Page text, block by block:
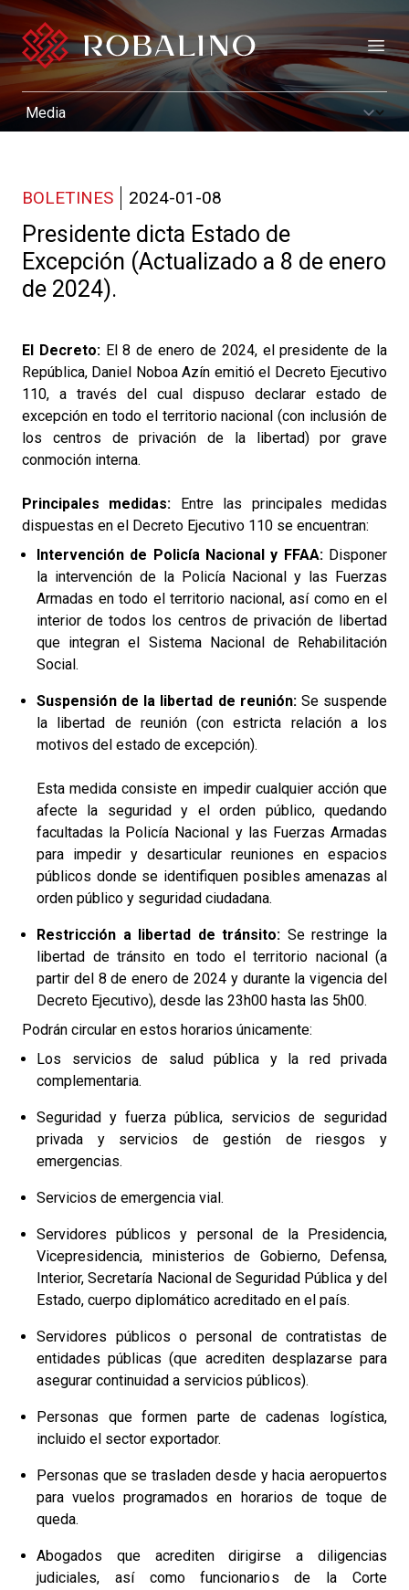
BOLETINES 2024-01-08
Presidente dicta Estado de
Excepción (Actualizado a 8 de enero
de 2024).
El Decreto:El 8 de enero de 2024, el presidente de la
República, Daniel Noboa Azín emitió el Decreto Ejecutivo
110, a través del cual dispuso declarar estado de
excepción en todo el territorio nacional (con inclusión de
los centros de privación de la libertad) por grave
conmoción interna.
Principales medidas: Entre las principales medidas
dispuestas en el Decreto Ejecutivo 110 se encuentran:
Intervención de Policía Nacional y FFAA:Disponer
la intervención de la Policía Nacional y las Fuerzas
Armadas en todo el territorio nacional, así como en el
interior de todos los centros de privación de libertad
que integran el Sistema Nacional de Rehabilitación
Social.
Suspensión de la libertad de reunión:Se suspende
la libertad de reunión (con estricta relación a los
motivos del estado de excepción).
Esta medida consiste en impedir cualquier acción que
afecte la seguridad y el orden público, quedando
facultadas la Policía Nacional y las Fuerzas Armadas
para impedir y desarticular reuniones en espacios
públicos donde se identifiquen posibles amenazas al
orden público y seguridad ciudadana.
Restricción a libertad de tránsito: Se restringe la
libertad de tránsito en todo el territorio nacional (a
partir del 8 de enero de 2024 y durante la vigencia del
Decreto Ejecutivo), desde las 23h00 hasta las 5h00.
Podrán circular en estos horarios únicamente:
Los servicios de salud pública y la red privada
complementaria.
Seguridad y fuerza pública, servicios de seguridad
privada y servicios de gestión de riesgos y
emergencias.
Servicios de emergencia vial.
Servidores públicos y personal de la Presidencia,
Vicepresidencia, ministerios de Gobierno, Defensa,
Interior, Secretaría Nacional de Seguridad Pública y del
Estado, cuerpo diplomático acreditado en el país.
Servidores públicos o personal de contratistas de
entidades públicas (que acrediten desplazarse para
asegurar continuidad a servicios públicos).
Personas que formen parte de cadenas logística,
incluido el sector exportador.
Personas que se trasladen desde y hacia aeropuertos
para vuelos programados en horarios de toque de
queda.
Abogados que acrediten dirigirse a diligencias
judiciales, así como funcionarios de la Corte